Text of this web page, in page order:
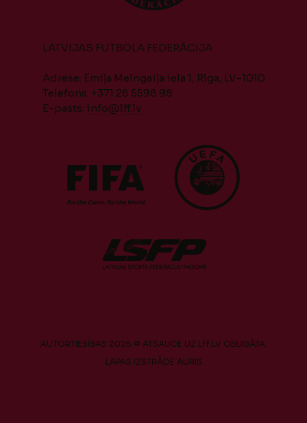
LATVIJAS FUTBOLA FEDERĀCIJA
Adrese: Emiļa Melngaiļa iela 1, Rīga, LV-1010
Telefons: +371 28 5598 98
E-pasts: info@lff.lv
AUTORTIESĪBAS 2026 © ATSAUCE UZ LFF.LV OBLIGĀTA.
LAPAS IZSTRĀDE AURIS